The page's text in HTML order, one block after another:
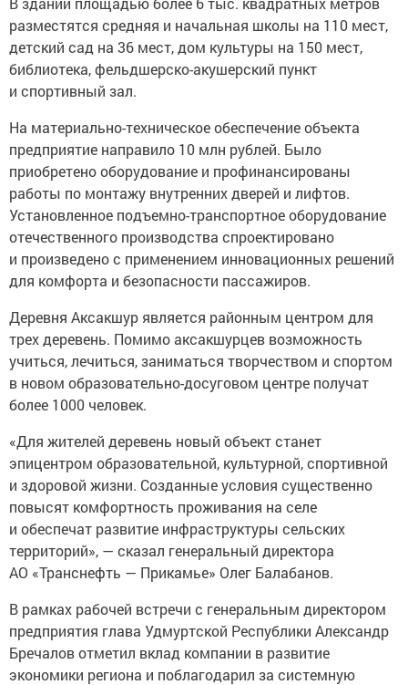
разместятся средняя и начальная школы на 110 мест,
детский сад на 36 мест, дом культуры на 150 мест,
библиотека, фельдшерско-акушерский пункт
и спортивный зал.
На материально-техническое обеспечение объекта
предприятие направило 10 млн рублей. Было
приобретено оборудование и профинансированы
работы по монтажу внутренних дверей и лифтов.
Установленное подъемно-транспортное оборудование
отечественного производства спроектировано
и произведено с применением инновационных решений
для комфорта и безопасности пассажиров.
Деревня Аксакшур является районным центром для
трех деревень. Помимо аксакшурцев возможность
учиться, лечиться, заниматься творчеством и спортом
в новом образовательно-досуговом центре получат
более 1000 человек.
«Для жителей деревень новый объект станет
эпицентром образовательной, культурной, спортивной
и здоровой жизни. Созданные условия существенно
повысят комфортность проживания на селе
и обеспечат развитие инфраструктуры сельских
территорий», — сказал генеральный директора
АО «Транснефть — Прикамье» Олег Балабанов.
В рамках рабочей встречи с генеральным директором
предприятия глава Удмуртской Республики Александр
Бречалов отметил вклад компании в развитие
экономики региона и поблагодарил за системную